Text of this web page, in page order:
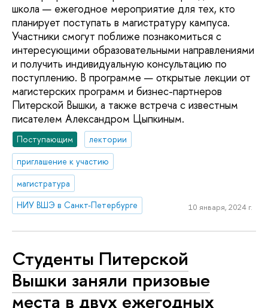
школа — ежегодное мероприятие для тех, кто
планирует поступать в магистратуру кампуса.
Участники смогут поближе познакомиться с
интересующими образовательными направлениями
и получить индивидуальную консультацию по
поступлению. В программе — открытые лекции от
магистерских программ и бизнес-партнеров
Питерской Вышки, а также встреча с известным
писателем Александром Цыпкиным.
Поступающим
лектории
приглашение к участию
магистратура
НИУ ВШЭ в Санкт-Петербурге
10 января, 2024 г.
Студенты Питерской
Вышки заняли призовые
места в двух ежегодных